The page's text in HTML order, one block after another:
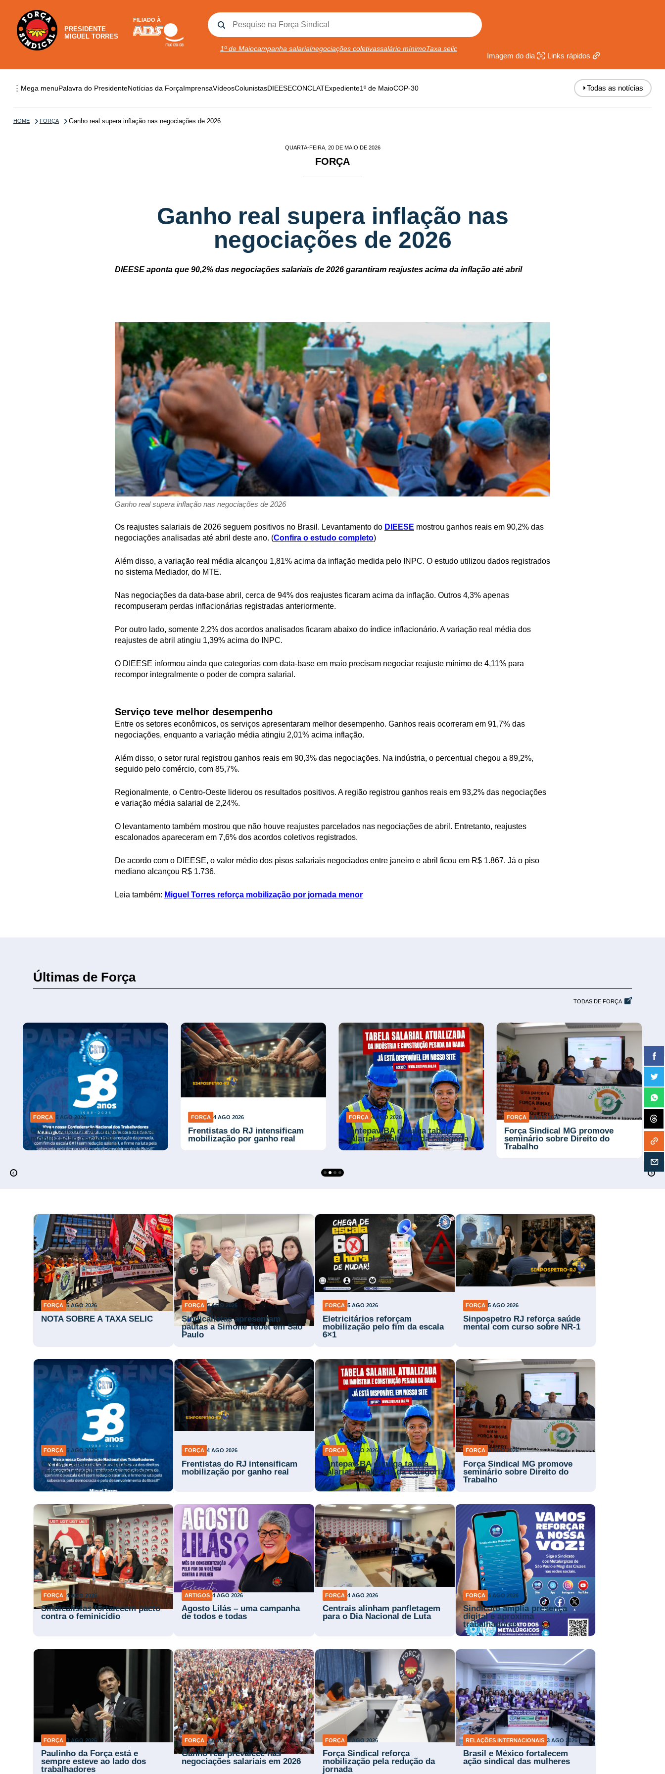
PRESIDENTE
MIGUEL TORRES
FILIADO À
1º de Maiocampanha salarialnegociações coletivassalário mínimoTaxa selic
Imagem do dia Links rápidos
⋮ Mega menuPalavra do PresidenteNotícias da ForçaImprensaVídeosColunistasDIEESECONCLATExpediente1º de MaioCOP-30 ⏵Todas as notícias
HOME FORÇA Ganho real supera inflação nas negociações de 2026
QUARTA-FEIRA, 20 DE MAIO DE 2026
FORÇA
Ganho real supera inflação nas
negociações de 2026
DIEESE aponta que 90,2% das negociações salariais de 2026 garantiram reajustes acima da inflação até abril
Ganho real supera inflação nas negociações de 2026
Os reajustes salariais de 2026 seguem positivos no Brasil. Levantamento do DIEESE mostrou ganhos reais em 90,2% das
negociações analisadas até abril deste ano. (Confira o estudo completo)
Além disso, a variação real média alcançou 1,81% acima da inflação medida pelo INPC. O estudo utilizou dados registrados
no sistema Mediador, do MTE.
Nas negociações da data-base abril, cerca de 94% dos reajustes ficaram acima da inflação. Outros 4,3% apenas
recompuseram perdas inflacionárias registradas anteriormente.
Por outro lado, somente 2,2% dos acordos analisados ficaram abaixo do índice inflacionário. A variação real média dos
reajustes de abril atingiu 1,39% acima do INPC.
O DIEESE informou ainda que categorias com data-base em maio precisam negociar reajuste mínimo de 4,11% para
recompor integralmente o poder de compra salarial.
Serviço teve melhor desempenho
Entre os setores econômicos, os serviços apresentaram melhor desempenho. Ganhos reais ocorreram em 91,7% das
negociações, enquanto a variação média atingiu 2,01% acima inflação.
Além disso, o setor rural registrou ganhos reais em 90,3% das negociações. Na indústria, o percentual chegou a 89,2%,
seguido pelo comércio, com 85,7%.
Regionalmente, o Centro-Oeste liderou os resultados positivos. A região registrou ganhos reais em 93,2% das negociações
e variação média salarial de 2,24%.
O levantamento também mostrou que não houve reajustes parcelados nas negociações de abril. Entretanto, reajustes
escalonados apareceram em 7,6% dos acordos coletivos registrados.
De acordo com o DIEESE, o valor médio dos pisos salariais negociados entre janeiro e abril ficou em R$ 1.867. Já o piso
mediano alcançou R$ 1.736.
Leia também: Miguel Torres reforça mobilização por jornada menor
Últimas de Força
TODAS DE FORÇA
FORÇA 5 AGO 2026
CNTM celebra 38 anos e reforça
mobilização nacional
FORÇA 4 AGO 2026
Frentistas do RJ intensificam
mobilização por ganho real
FORÇA 4 AGO 2026
Sintepav-BA divulga tabela
salarial atualizada da categoria
FORÇA 4 AGO 2026
Força Sindical MG promove
seminário sobre Direito do
Trabalho
FORÇA 5 AGO 2026
NOTA SOBRE A TAXA SELIC
FORÇA 5 AGO 2026
Sindicalistas apresentam
pautas a Simone Tebet em São
Paulo
FORÇA 5 AGO 2026
Eletricitários reforçam
mobilização pelo fim da escala
6×1
FORÇA 5 AGO 2026
Sinpospetro RJ reforça saúde
mental com curso sobre NR-1
FORÇA 5 AGO 2026
CNTM celebra 38 anos e
reforça mobilização nacional
FORÇA 4 AGO 2026
Frentistas do RJ intensificam
mobilização por ganho real
FORÇA 4 AGO 2026
Sintepav-BA divulga tabela
salarial atualizada da categoria
FORÇA 4 AGO 2026
Força Sindical MG promove
seminário sobre Direito do
Trabalho
FORÇA 4 AGO 2026
Sindicalistas fortalecem pacto
contra o feminicídio
ARTIGOS 4 AGO 2026
Agosto Lilás – uma campanha
de todos e todas
FORÇA 4 AGO 2026
Centrais alinham panfletagem
para o Dia Nacional de Luta
FORÇA 4 AGO 2026
Sindicato amplia presença
digital e aproxima
trabalhadores
FORÇA 3 AGO 2026
Paulinho da Força está e
sempre esteve ao lado dos
trabalhadores
FORÇA 3 AGO 2026
Ganho real prevalece nas
negociações salariais em 2026
FORÇA 3 AGO 2026
Força Sindical reforça
mobilização pela redução da
jornada
RELAÇÕES INTERNACIONAIS 3 AGO 2026
Brasil e México fortalecem
ação sindical das mulheres